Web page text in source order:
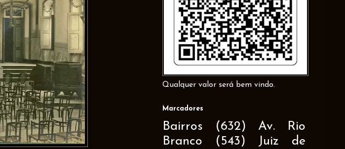
Qualquer valor será bem vindo.
Marcadores
Bairros (632)
Av. Rio
Branco
(543)
Juiz de